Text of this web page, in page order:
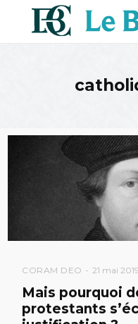
CORAM DEO 21 mai 2019
Mais pourquoi
protestants